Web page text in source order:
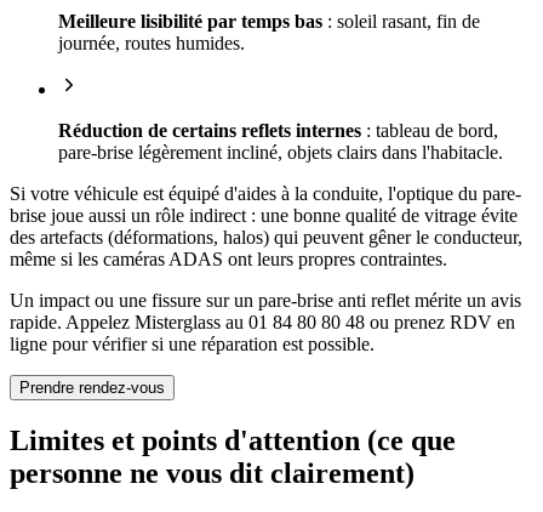
Meilleure lisibilité par temps bas : soleil rasant, fin de
journée, routes humides.
Réduction de certains reflets internes : tableau de bord,
pare-brise légèrement incliné, objets clairs dans l'habitacle.
Si votre véhicule est équipé d'aides à la conduite, l'optique du pare-
brise joue aussi un rôle indirect : une bonne qualité de vitrage évite
des artefacts (déformations, halos) qui peuvent gêner le conducteur,
même si les caméras ADAS ont leurs propres contraintes.
Un impact ou une fissure sur un pare-brise anti reflet mérite un avis
rapide. Appelez Misterglass au 01 84 80 80 48 ou prenez RDV en
ligne pour vérifier si une réparation est possible.
Prendre rendez-vous
Limites et points d'attention (ce que
personne ne vous dit clairement)